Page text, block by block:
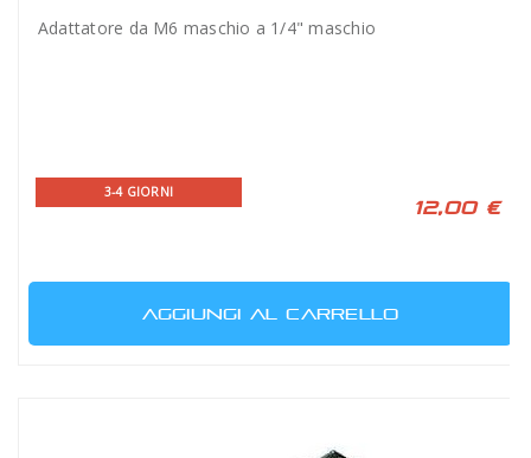
Adattatore da M6 maschio a 1/4" maschio
3-4 GIORNI
12,00 €
AGGIUNGI AL CARRELLO